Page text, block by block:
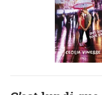
MES ARTICLES
MES FUTURES
LECTURES
MES CRITIQUES